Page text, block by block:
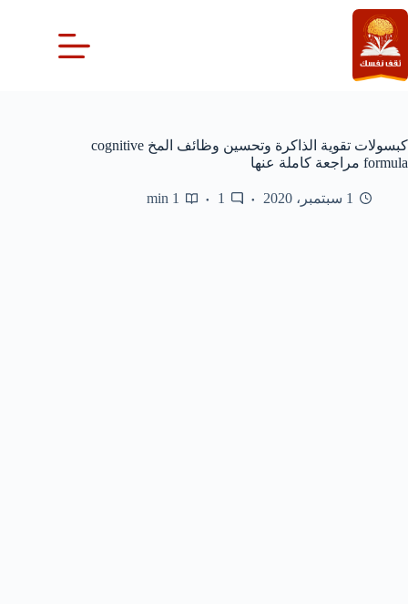
التجاوز
إلى
المحتوى
كبسولات تقوية الذاكرة وتحسين وظائف المخ cognitive
formula مراجعة كاملة عنها
1 سبتمبر، 2020 1
1 min